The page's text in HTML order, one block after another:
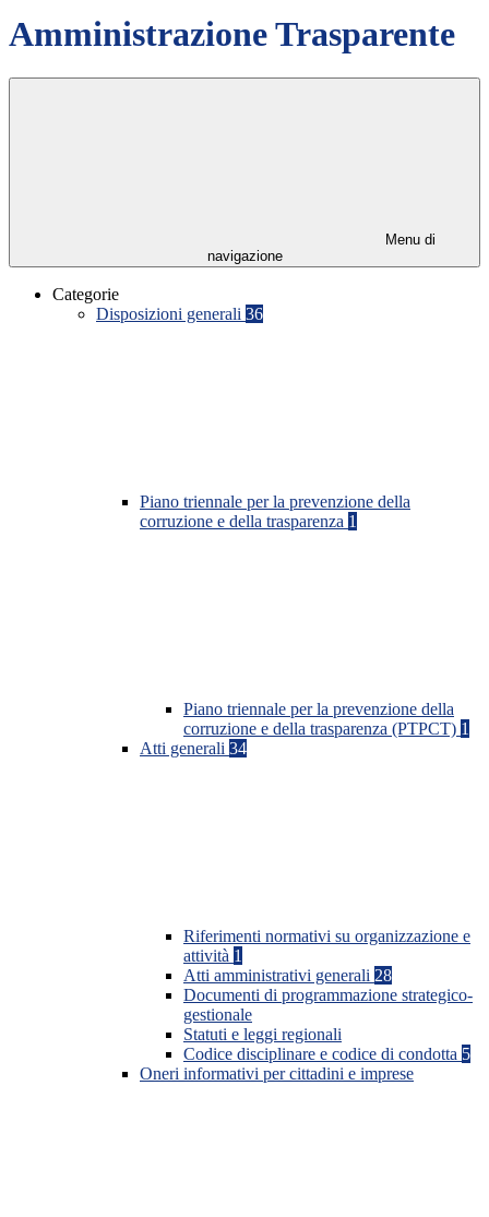
Amministrazione Trasparente
Menu di
navigazione
Categorie
Disposizioni generali 36
Piano triennale per la prevenzione della
corruzione e della trasparenza 1
Piano triennale per la prevenzione della
corruzione e della trasparenza (PTPCT) 1
Atti generali 34
Riferimenti normativi su organizzazione e
attività 1
Atti amministrativi generali 28
Documenti di programmazione strategico-
gestionale
Statuti e leggi regionali
Codice disciplinare e codice di condotta 5
Oneri informativi per cittadini e imprese